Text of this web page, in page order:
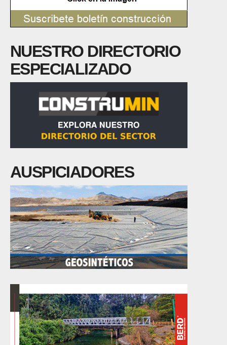
NUESTRO DIRECTORIO
ESPECIALIZADO
AUSPICIADORES